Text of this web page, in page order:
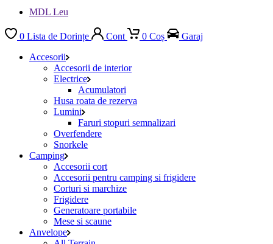
MDL Leu
0 Lista de Dorințe Cont 0 Coș
Garaj
Accesorii
Accesorii de interior
Electrice
Acumulatori
Husa roata de rezerva
Lumini
Faruri stopuri semnalizari
Overfendere
Snorkele
Camping
Accesorii cort
Accesorii pentru camping si frigidere
Corturi si marchize
Frigidere
Generatoare portabile
Mese si scaune
Anvelope